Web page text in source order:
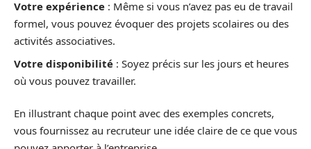
Votre expérience : Même si vous n’avez pas eu de travail
formel, vous pouvez évoquer des projets scolaires ou des
activités associatives.
Votre disponibilité : Soyez précis sur les jours et heures
où vous pouvez travailler.
En illustrant chaque point avec des exemples concrets,
vous fournissez au recruteur une idée claire de ce que vous